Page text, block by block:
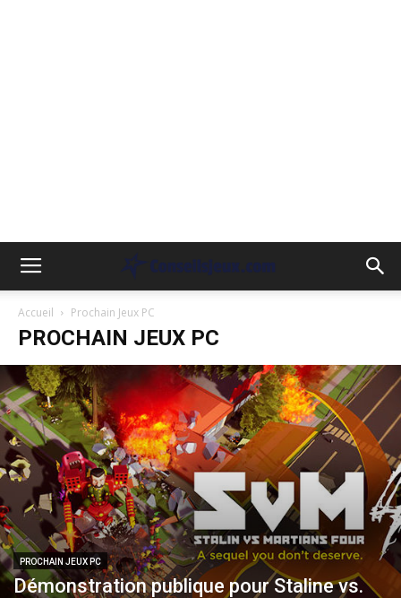
Accueil Prochain Jeux PC
PROCHAIN JEUX PC
PROCHAIN JEUX PC
Démonstration publique pour Staline vs.